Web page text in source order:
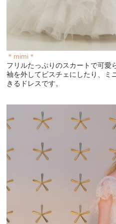
＊mimi＊
フリルたっぷりのスカートで可愛
袖を外してビスチェにしたり、ミ
きるドレスです。